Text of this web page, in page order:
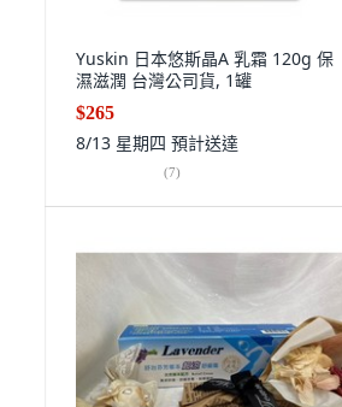
Yuskin 日本悠斯晶A 乳霜 120g 保
濕滋潤 台灣公司貨, 1罐
$265
8/13 星期四 預計送達
(7)